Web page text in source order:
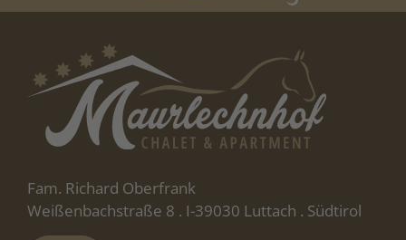
Fam. Richard Oberfrank
Weißenbachstraße 8 . I-39030 Luttach . Südtirol